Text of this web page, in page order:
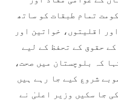
تمام طبقات کو ساتھ
اقلیتوں، خواتین اور
حقوق کے تحفظ کے لیے
کہ بلوچستان میں صحت،
شروع کیے جا رہے ہیں
جا سکیں وزیر اعلیٰ نے